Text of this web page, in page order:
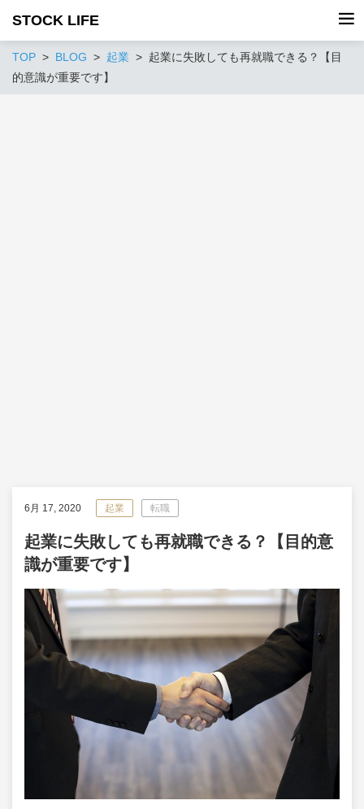
STOCK LIFE
TOP BLOG 起業
起業に失敗しても再就職できる？【目
的意識が重要です】
6月 17, 2020 起業 転職
起業に失敗しても再就職できる？【目的意
識が重要です】